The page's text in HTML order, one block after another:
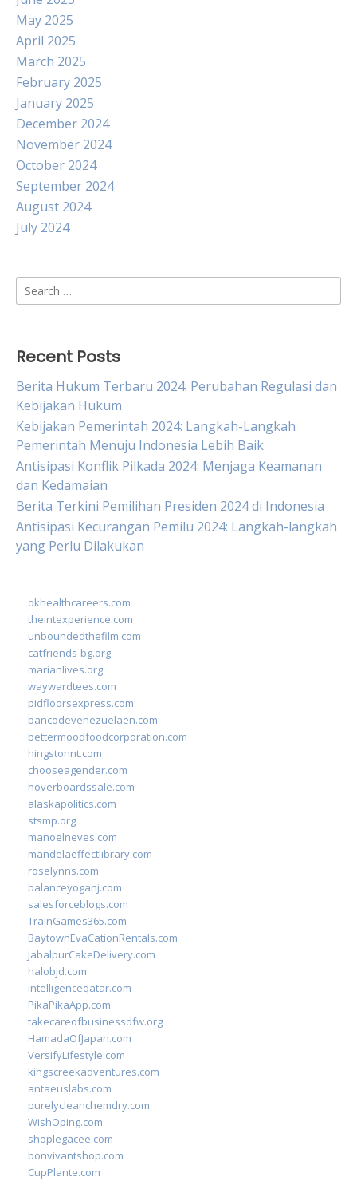
May 2025
April 2025
March 2025
February 2025
January 2025
December 2024
November 2024
October 2024
September 2024
August 2024
July 2024
Search
for:
Recent Posts
Berita Hukum Terbaru 2024: Perubahan Regulasi dan
Kebijakan Hukum
Kebijakan Pemerintah 2024: Langkah-Langkah
Pemerintah Menuju Indonesia Lebih Baik
Antisipasi Konflik Pilkada 2024: Menjaga Keamanan
dan Kedamaian
Berita Terkini Pemilihan Presiden 2024 di Indonesia
Antisipasi Kecurangan Pemilu 2024: Langkah-langkah
yang Perlu Dilakukan
okhealthcareers.com
theintexperience.com
unboundedthefilm.com
catfriends-bg.org
marianlives.org
waywardtees.com
pidfloorsexpress.com
bancodevenezuelaen.com
bettermoodfoodcorporation.com
hingstonnt.com
chooseagender.com
hoverboardssale.com
alaskapolitics.com
stsmp.org
manoelneves.com
mandelaeffectlibrary.com
roselynns.com
balanceyoganj.com
salesforceblogs.com
TrainGames365.com
BaytownEvaCationRentals.com
JabalpurCakeDelivery.com
halobjd.com
intelligenceqatar.com
PikaPikaApp.com
takecareofbusinessdfw.org
HamadaOfJapan.com
VersifyLifestyle.com
kingscreekadventures.com
antaeuslabs.com
purelycleanchemdry.com
WishOping.com
shoplegacee.com
bonvivantshop.com
CupPlante.com